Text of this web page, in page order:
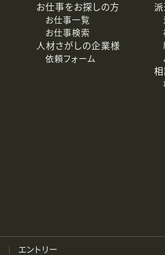
お仕事をお探しの方
お仕事一覧
お仕事検索
人材さがしの企業様
依頼フォーム
エントリー